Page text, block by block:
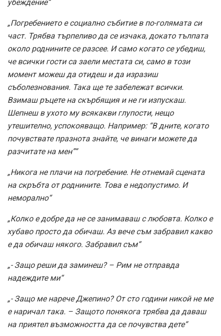
убеждение“
„Погребението е социално събитие в по-голямата си
част. Трябва търпеливо да се изчака, докато тълпата
около роднините се разсее. И само когато се убедиш,
че всички гости са заели местата си, само в този
момент можеш да отидеш и да изразиш
съболезнования. Така ще те забележат всички.
Взимаш ръцете на скърбящия и не ги изпускаш.
Шепнеш в ухото му всякакви глупости, нещо
утешително, успокояващо. Например: “В дните, когато
почувствате празнота знайте, че винаги можете да
разчитате на мен”“
„Никога не плачи на погребение. Не отнемай сцената
на скръбта от роднините. Това е недопустимо. И
неморално“
„Колко е добре да не се занимаваш с любовта. Колко е
хубаво просто да обичаш. Аз вече съм забравил какво
е да обичаш някого. Забравил съм“
„- Защо реши да заминеш? – Рим не отправда
надеждите ми“
„- Защо ме нарече Джепино? От сто години никой не ме
е наричал така. – Защото понякога трябва да даваш
на приятел възможността да се почувства дете“